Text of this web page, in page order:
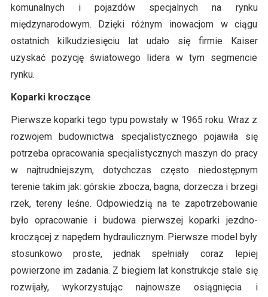
komunalnych i pojazdów specjalnych na rynku
międzynarodowym. Dzięki różnym inowacjom w ciągu
ostatnich kilkudziesięciu lat udało się firmie Kaiser
uzyskać pozycję światowego lidera w tym segmencie
rynku.
Koparki kroczące
Pierwsze koparki tego typu powstały w 1965 roku. Wraz z
rozwojem budownictwa specjalistycznego pojawiła się
potrzeba opracowania specjalistycznych maszyn do pracy
w najtrudniejszym, dotychczas często niedostępnym
terenie takim jak: górskie zbocza, bagna, dorzecza i brzegi
rzek, tereny leśne. Odpowiedzią na te zapotrzebowanie
było opracowanie i budowa pierwszej koparki jezdno-
kroczącej z napędem hydraulicznym. Pierwsze model były
stosunkowo proste, jednak spełniały coraz lepiej
powierzone im zadania. Z biegiem lat konstrukcje stale się
rozwijały, wykorzystując najnowsze osiągnięcia i